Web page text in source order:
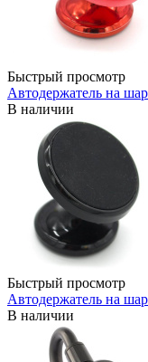
Быстрый просмотр
Автодержатель на
В наличии
Быстрый просмотр
Автодержатель на
В наличии